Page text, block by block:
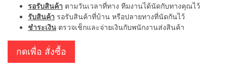
รอรับสินค้า ตามวันเวลาที่ทาง ทีมงานได้นัดกับทางคุณไว้
รับสินค้า รอรับสินค้าที่บ้าน หรือปลายทางที่นัดกันไว้
ชำระเงิน ตรวจเช็กและจ่ายเงินกับพนักงานส่งสินค้า
กดเพื่อ สั่งซื้อ